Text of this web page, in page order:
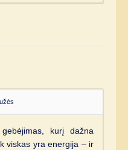
kurį dažna
viskas yra energija – ir